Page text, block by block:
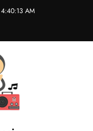
4:40:14 AM